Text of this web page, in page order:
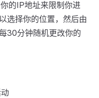
的IP地址来限制你进
选择你的位置，然后由
30分钟随机更改你的